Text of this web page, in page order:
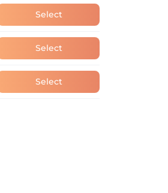
Select
Select
Select